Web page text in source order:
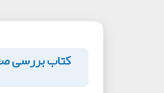
کتاب بررسی